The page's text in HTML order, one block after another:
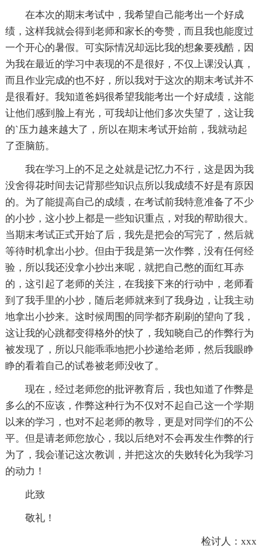
在本次的期末考试中，我希望自己能考出一个好成
绩，这样我就会得到老师和家长的夸赞，而且我也能度过
一个开心的暑假。可实际情况却远比我的想象要残酷，因
为我在最近的学习中表现的不是很好，不仅上课没认真，
而且作业完成的也不好，所以我对于这次的期末考试并不
是很看好。我知道爸妈很希望我能考出一个好成绩，这能
让他们感到脸上有光，可我却让他们多次失望了，这让我
的`压力越来越大了，所以在期末考试开始前，我就动起
了歪脑筋。
我在学习上的不足之处就是记忆力不行，这是因为我
没舍得花时间去记背那些知识点所以我成绩不好是有原因
的。为了能提高自己的成绩，在考试前我特意准备了不少
的小抄，这小抄上都是一些知识重点，对我的帮助很大。
当期末考试正式开始了后，我先是把会的写完了，然后就
等待时机拿出小抄。但由于我是第一次作弊，没有任何经
验，所以我还没拿小抄出来呢，就把自己憋的面红耳赤
的，这引起了老师的关注，在我接下来的行动中，老师看
到了我手里的小抄，随后老师就来到了我身边，让我主动
地拿出小抄来。这时候周围的同学都齐刷刷的望向了我，
这让我的心跳都变得格外的快了，我知晓自己的作弊行为
被发现了，所以只能乖乖地把小抄递给老师，然后我眼睁
睁的看着自己的试卷被老师没收了。
现在，经过老师您的批评教育后，我也知道了作弊是
多么的不应该，作弊这种行为不仅对不起自己这一个学期
以来的学习，也对不起老师的教导，更是对同学们的不公
平。但是请老师您放心，我以后绝对不会再发生作弊的行
为了，我会谨记这次教训，并把这次的失败转化为我学习
的动力！
此致
敬礼！
检讨人：xxx